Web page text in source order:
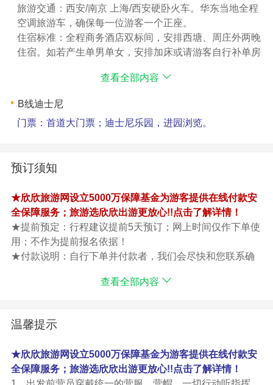
旅游交通：西安/南京 上海/西安硬卧火车。华东当地全程
空调旅游车，确保每一位游客一个正座。
住宿标准：全程商务酒店双标间，安排西塘、周庄外两晚
住宿。如若产生单男单女，安排加床或请游客自行补单房
景点门票：行程内已含景点第一道门票（不含园中园门
用餐标准：行程内包含4早5正，早餐餐标：酒店自助早，
正餐30元/人，八菜一汤。
查看全部内容
B线迪士尼
门票：首道大门票；迪士尼乐园，进园浏览。
预订须知
★欣欣旅游网设立5000万保障基金为游客提供在线付款安
全保障服务；旅游选欣欣出游更放心!!点击了解详情！
★提前预定：行程建议提前5天预订；网上时间仅作下单使
用；不作为提前报名依据！
★付款说明：自行下单并付款者，我们会尽快和您联系确
安排出游时间或全额退款，但不承担任何赔偿！
览的，旅行社可与游客协商根据实际情况对行程取消或变
行社退还，退款金额以旅行社折扣为准，不以挂牌为准，
敬请知晓。
查看全部内容
温馨提示
★欣欣旅游网设立5000万保障基金为游客提供在线付款安
全保障服务；旅游选欣欣出游更放心!!点击了解详情！